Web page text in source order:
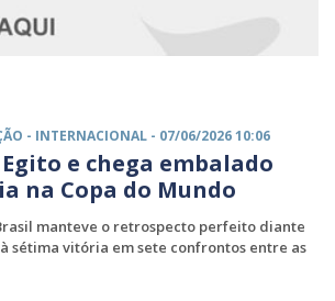
- INTERNACIONAL - 07/06/2026 10:06
e chega embalado
na Copa do Mundo
manteve o retrospecto perfeito diante
sétima vitória em sete confrontos entre as